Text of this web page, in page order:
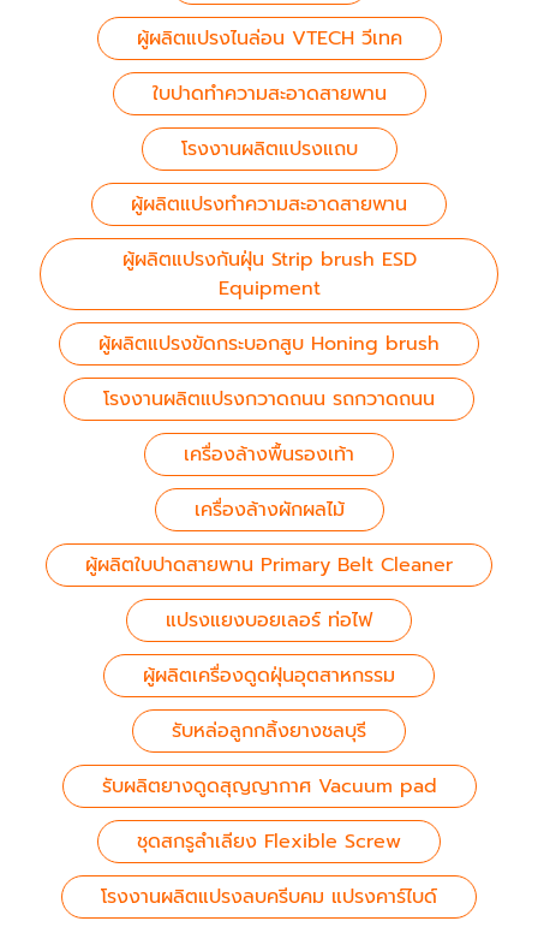
ผู้ผลิตแปรงไนล่อน VTECH วีเทค
ใบปาดทำความสะอาดสายพาน
โรงงานผลิตแปรงแถบ
ผู้ผลิตแปรงทำความสะอาดสายพาน
ผู้ผลิตแปรงกันฝุ่น Strip brush ESD
Equipment
ผู้ผลิตแปรงขัดกระบอกสูบ Honing brush
โรงงานผลิตแปรงกวาดถนน รถกวาดถนน
เครื่องล้างพื้นรองเท้า
เครื่องล้างผักผลไม้
ผู้ผลิตใบปาดสายพาน Primary Belt Cleaner
แปรงแยงบอยเลอร์ ท่อไฟ
ผู้ผลิตเครื่องดูดฝุ่นอุตสาหกรรม
รับหล่อลูกกลิ้งยางชลบุรี
รับผลิตยางดูดสุญญากาศ Vacuum pad
ชุดสกรูลำเลียง Flexible Screw
โรงงานผลิตแปรงลบครีบคม แปรงคาร์ไบด์